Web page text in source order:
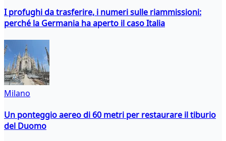
I profughi da trasferire, i numeri sulle riammissioni:
perché la Germania ha aperto il caso Italia
Milano
Un ponteggio aereo di 60 metri per restaurare il tiburio
del Duomo